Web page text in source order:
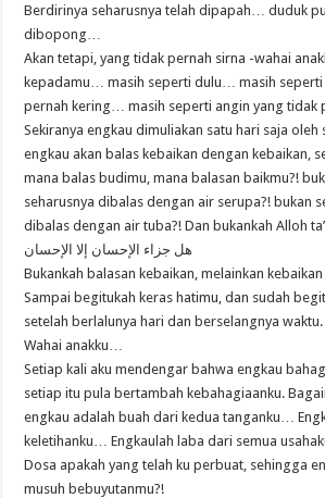
Berdirinya seharusnya telah dipapah… duduk
dibopong…
Akan tetapi, yang tidak pernah sirna -wahai
kepadamu… masih seperti dulu… masih seperti
pernah kering… masih seperti angin yang tidak
Sekiranya engkau dimuliakan satu hari saja oleh
engkau akan balas kebaikan dengan kebaikan,
mana balas budimu, mana balasan baikmu?!
seharusnya dibalas dengan air serupa?! bukan
dibalas dengan air tuba?! Dan bukankah Alloh
هل جزاء الإحسان إلا الإحسان
Bukankah balasan kebaikan, melainkan
Sampai begitukah keras hatimu, dan sudah
setelah berlalunya hari dan berselangnya waktu.
Wahai anakku…
Setiap kali aku mendengar bahwa engkau
setiap itu pula bertambah kebahagiaanku.
engkau adalah buah dari kedua tanganku…
keletihanku… Engkaulah laba dari semua
Dosa apakah yang telah ku perbuat, sehingga
musuh bebuyutanmu?!